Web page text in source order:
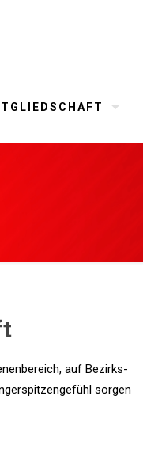
auf Bezirks-
sorgen